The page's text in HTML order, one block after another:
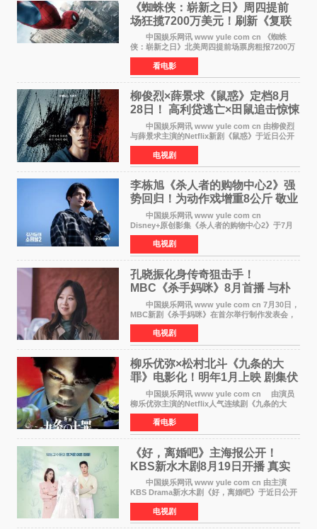
《蜘蛛侠：崭新之日》周四提前
场狂揽7200万美元！刷新《复联
4》保持影史纪录
中国娱乐网讯 www yule com cn 《蜘蛛
侠：崭新之日》北美周四提前场票房粗报7200万
美元，创下影史单片北美提前场票房新纪录——
此前该纪录由《复仇者联盟4：终局之战》的6000
万美元保持，本
看电影
柳俊烈×薛景求《鼠惑》定档8月
28日！ 高利贷逃亡×田鼠追击惊悚
来袭
中国娱乐网讯 www yule com cn 由柳俊烈
与薛景求主演的Netflix新剧《鼠惑》于近日公开
主海报，正式定档8月28日上线。 海报中，柳
俊烈与薛景求背对背站立，各自朝向相反方向，
幽暗的色调与
电视剧
李栋旭《杀人者的购物中心2》强
势回归！为动作戏增重8公斤 敬业
获赞
中国娱乐网讯 www yule com cn
Disney+原创影集《杀人者的购物中心2》于7月
22日正式上线，由男神李栋旭主演的郑进湾以2 0
完全体强势回归。该剧第一季曾被《纽约时报》
评选为全球最佳影集之一
电视剧
孔晓振化身传奇狙击手！
MBC《杀手妈咪》8月首播 与朴
恩斌展开收视对决
中国娱乐网讯 www yule com cn 7月30日，
MBC新剧《杀手妈咪》在首尔举行制作发表会，
主演孔晓振、郑准元、李相二、无真星、崔宇
成、李银泉等人一同出席，为新剧宣传造势。这
是孔晓振继《毛骨
电视剧
柳乐优弥×松村北斗《九条的大
罪》电影化！明年1月上映 剧集伏
笔将全面揭晓
中国娱乐网讯 www yule com cn 由演员
柳乐优弥主演的Netflix人气连续剧《九条的大
罪》正式宣布改编为电影，将于明年1月8日全国
上映。柳乐优弥与SixTONES松村北斗再度联
手，为观众带来这部
看电影
《好，离婚吧》主海报公开！
KBS新水木剧8月19日开播 真实
离婚体验记来袭
中国娱乐网讯 www yule com cn 由主演
KBS Drama新水木剧《好，离婚吧》于近日公开
主海报，正式进入开播倒计时。 海报中，男
女主角背对背站立，各自望向不同方向，中央的
空白与冷漠的表情
电视剧